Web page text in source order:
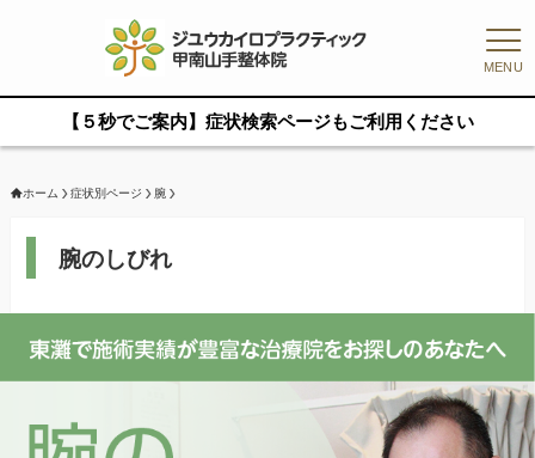
MENU
【５秒でご案内】症状検索ページもご利用ください
ホーム 症状別ページ 腕
腕のしびれ